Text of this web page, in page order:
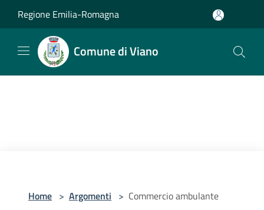
Regione Emilia-Romagna
Comune di Viano
Home > Argomenti > Commercio ambulante